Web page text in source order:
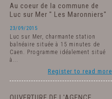
Au coeur de la commune de
Luc sur Mer " Les Maronniers"
23/09/2015
Luc sur Mer, charmante station
balnéaire située à 15 minutes de
Caen. Programme idéalement situé
à...
Register to read more